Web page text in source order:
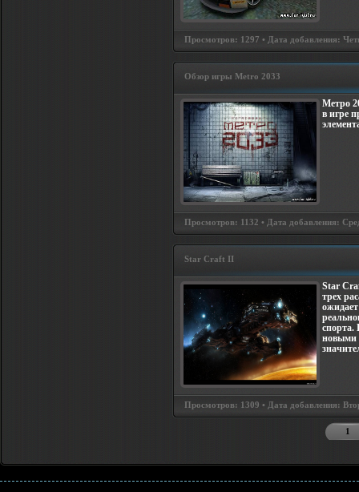
Просмотров: 1297 • Дата добавления:
Обзор игры Metro 2033
Метро
в игре
Просмотров: 1132 • Дата добавления:
Star Craft II
Star
трех
спорта.
новыми
Просмотров: 1309 • Дата добавления:
1